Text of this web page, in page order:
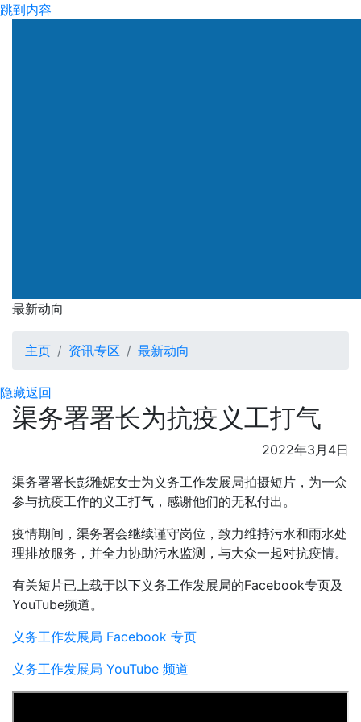
跳到内容
最新动向
最新动向
主页 资讯专区 最新动向
隐藏返回
渠务署署长为抗疫义工打气
2022年3月4日
渠务署署长彭雅妮女士为义务工作发展局拍摄短片，为一众
参与抗疫工作的义工打气，感谢他们的无私付出。
疫情期间，渠务署会继续谨守岗位，致力维持污水和雨水处
理排放服务，并全力协助污水监测，与大众一起对抗疫情。
有关短片已上载于以下义务工作发展局的Facebook专页及
YouTube频道。
义务工作发展局 Facebook 专页
义务工作发展局 YouTube 频道